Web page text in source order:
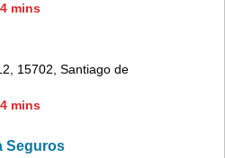
mins
15702, Santiago de
mins
Seguros